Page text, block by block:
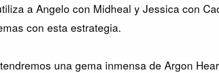
a Angelo con Midheal y Jessica con
con esta estrategia.
una gema inmensa de Argon